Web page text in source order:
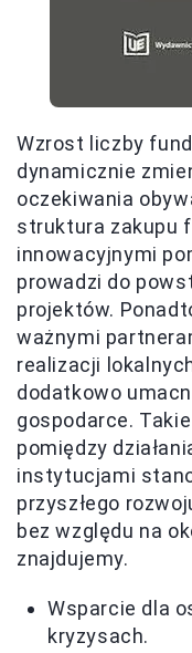
Wzrost liczby
dynamicznie
oczekiwania
struktura zakupu
innowacyjnymi
prowadzi do
projektów.
ważnymi
realizacji
dodatkowo
gospodarce.
pomiędzy
instytucjami
przyszłego
bez względu na
znajdujemy.
Wsparcie dla
kryzysach.